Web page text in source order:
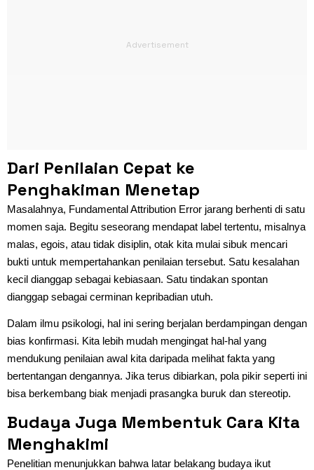
Dari Penilaian Cepat ke
Penghakiman Menetap
Masalahnya, Fundamental Attribution Error jarang berhenti di satu
momen saja. Begitu seseorang mendapat label tertentu, misalnya
malas, egois, atau tidak disiplin, otak kita mulai sibuk mencari
bukti untuk mempertahankan penilaian tersebut. Satu kesalahan
kecil dianggap sebagai kebiasaan. Satu tindakan spontan
dianggap sebagai cerminan kepribadian utuh.
Dalam ilmu psikologi, hal ini sering berjalan berdampingan dengan
bias konfirmasi. Kita lebih mudah mengingat hal-hal yang
mendukung penilaian awal kita daripada melihat fakta yang
bertentangan dengannya. Jika terus dibiarkan, pola pikir seperti ini
bisa berkembang biak menjadi prasangka buruk dan stereotip.
Budaya Juga Membentuk Cara Kita
Menghakimi
Penelitian menunjukkan bahwa latar belakang budaya ikut